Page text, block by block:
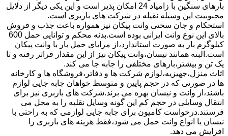
بارهای سنگین با زامیاد 24 امکان پذیر است و این یکی دیگر از دلایل
محبوبیت این وسیله نقیله در شرکت های باربری است.
استحکام و جان سختی وانت پیکان نیز همواره باعث جذب و فروش
بالای این نوع وانت ایرانی بوده است.بدنه محکم و توانایی حمل 600
کیلوگرم بار به صورت استاندارد،از مزایای حمل بار با وانت پیکان
است.البته همانند نیسان،وانت پیکان نیز از این مقدار فراتر رفته و تا
یک تن و بیشتر،بارهای مختلفی را جابه جا می کند.
اثاث منزل،جهیزیه،لوازم شرکت ها و دفاتر،فروشگاه ها و کارخانه
ها در صورتی که در حجم پایین و متوسط خواهان جابه جایی لوازم
باشند،از وانت و نیسان بهره می برند.شرکت های باربری نیز برای
انتقال وسایلی در حجم کم این گونه وسایل نقلیه را به محل می
فرستند.درخواست کامیون برای جابه جایی لوازمی که به راحتی با
نیسان یا انواع وانت حمل می شود،فقط هزینه های باربری را
افزایش می دهد.